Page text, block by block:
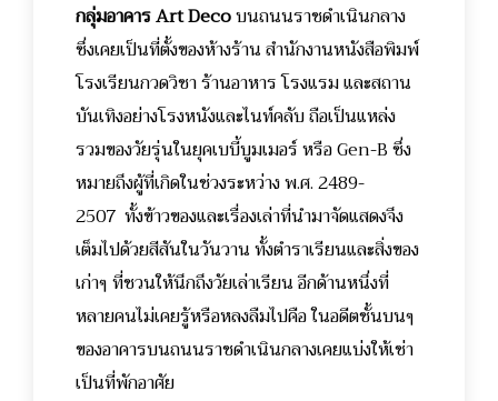
กลุ่มอาคารArt Decoบนถนนราชดำเนินกลาง
ซึ่งเคยเป็นที่ตั้งของห้างร้าน สำนักงานหนังสือพิมพ์
โรงเรียนกวดวิชา ร้านอาหาร โรงแรม และสถาน
บันเทิงอย่างโรงหนังและไนท์คลับ ถือเป็นแหล่ง
รวมของวัยรุ่นในยุคเบบี้บูมเมอร์ หรือ Gen-B ซึ่ง
หมายถึงผู้ที่เกิดในช่วงระหว่าง พ.ศ. 2489-
2507 ทั้งข้าวของและเรื่องเล่าที่นำมาจัดแสดงจึง
เต็มไปด้วยสีสันในวันวาน ทั้งตำราเรียนและสิ่งของ
เก่าๆ ที่ชวนให้นึกถึงวัยเล่าเรียน อีกด้านหนึ่งที่
หลายคนไม่เคยรู้หรือหลงลืมไปคือ ในอดีตชั้นบนๆ
ของอาคารบนถนนราชดำเนินกลางเคยแบ่งให้เช่า
เป็นที่พักอาศัย